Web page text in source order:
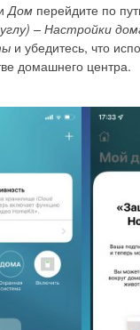
Дом перейдите по
– Настройки
и убедитесь, что
домашнего центра.